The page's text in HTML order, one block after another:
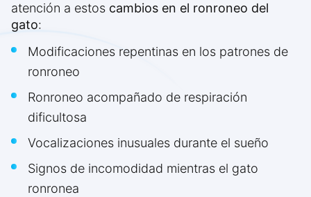
atención a estos cambios en el ronroneo del
gato:
Modificaciones repentinas en los patrones de
ronroneo
Ronroneo acompañado de respiración
dificultosa
Vocalizaciones inusuales durante el sueño
Signos de incomodidad mientras el gato
ronronea